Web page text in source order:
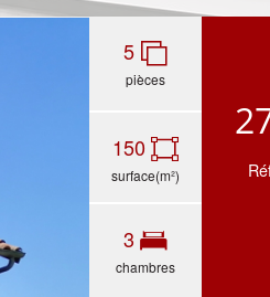
5
pièces
150
surface(m²)
3
chambres